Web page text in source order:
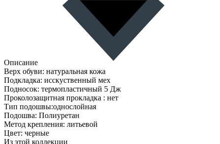
Описание
Верх обуви: натуральная кожа
Подкладка: исскуственный мех
Подносок: термопластичный 5 Дж
Проколозащитная прокладка : нет
Тип подошвы:однослойная
Подошва: Полиуретан
Метод крепления: литьевой
Цвет: черные
Из этой коллекции